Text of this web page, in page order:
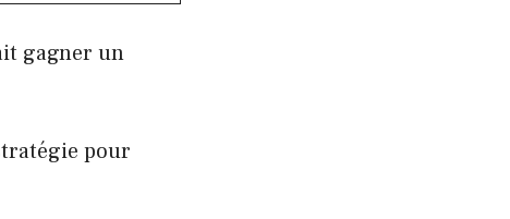
gagner un
pour